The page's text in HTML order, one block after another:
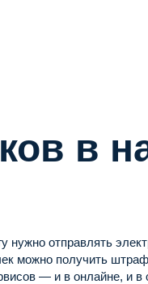
в
нужно отправлять
можно получить
— и в онлайне, и в